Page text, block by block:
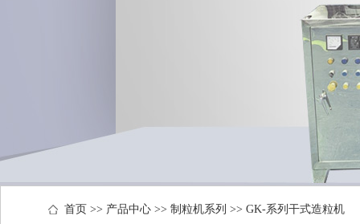
首页 >> 产品中心 >> 制粒机系列 >> GK-系列干式造粒机